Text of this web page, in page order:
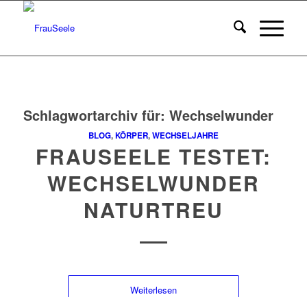
Schlagwortarchiv für: Wechselwunder
BLOG,KÖRPER,WECHSELJAHRE
FRAUSEELE TESTET:
WECHSELWUNDER
NATURTREU
Weiterlesen